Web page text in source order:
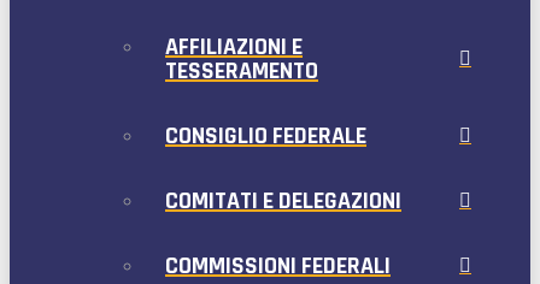
AFFILIAZIONI E
TESSERAMENTO
CONSIGLIO FEDERALE
COMITATI E DELEGAZIONI
COMMISSIONI FEDERALI